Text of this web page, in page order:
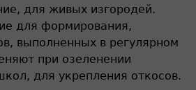
для живых изгородей.
для формирования,
выполненных в регулярном
при озеленении
для укрепления откосов.